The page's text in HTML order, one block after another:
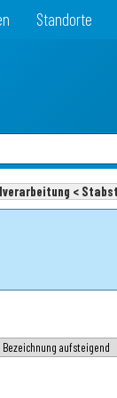
Standorte
<